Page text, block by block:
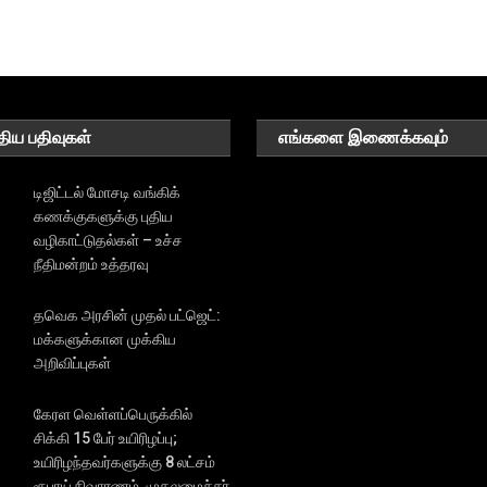
பதிவுகள்
டிஜிட்டல் மோசடி வங்கிக்
கணக்குகளுக்கு புதிய
வழிகாட்டுதல்கள் – உச்ச
நீதிமன்றம் உத்தரவு
தவெக அரசின் முதல் பட்ஜெட்:
மக்களுக்கான முக்கிய
அறிவிப்புகள்
கேரள வெள்ளப்பெருக்கில்
சிக்கி 15 பேர் உயிரிழப்பு;
உயிரிழந்தவர்களுக்கு 8 லட்சம்
எங்களை இணைக்கவும்